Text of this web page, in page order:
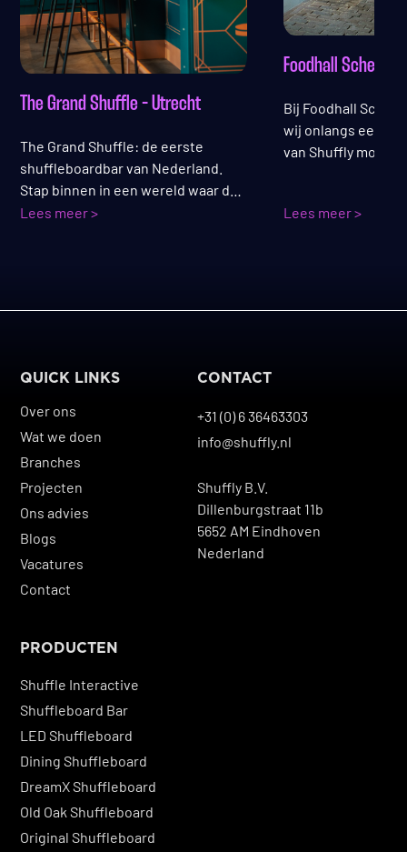
The Grand Shuffle - Utrecht
The Grand Shuffle: de eerste
shuffleboardbar van Nederland.
Stap binnen in een wereld waar de
grandeur van een modern Grand
Lees meer >
Foodhall
Bij Foodhall
wij onlangs een
van Shuffly
kunnen zitten,
Lees meer >
QUICK LINKS
Over ons
Wat we doen
Branches
Projecten
Ons advies
Blogs
Vacatures
Contact
PRODUCTEN
Shuffle Interactive
Shuffleboard Bar
LED Shuffleboard
Dining Shuffleboard
DreamX Shuffleboard
Old Oak Shuffleboard
Original Shuffleboard
CONTACT
+31 (0) 6 36463303
info@shuffly.nl
Shuffly B.V.
Dillenburgstraat 11b
5652 AM Eindhoven
Nederland